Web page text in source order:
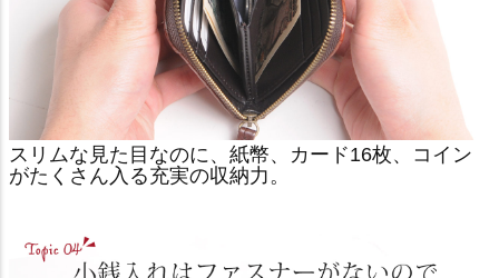
スリムな見た目なのに、紙幣、カード16枚、コイン
がたくさん入る充実の収納力。